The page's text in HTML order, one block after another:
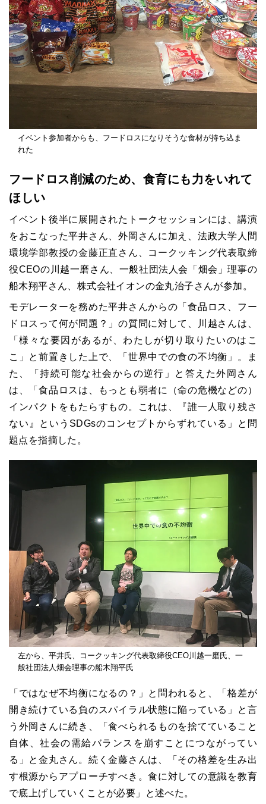
イベント参加者からも、フードロスになりそうな食材が持ち込ま
れた
フードロス削減のため、食育にも力をいれて
ほしい
イベント後半に展開されたトークセッションには、講演
をおこなった平井さん、外岡さんに加え、法政大学人間
環境学部教授の金藤正直さん、コークッキング代表取締
役CEOの川越一磨さん、一般社団法人会「畑会」理事の
船木翔平さん、株式会社イオンの金丸治子さんが参加。
モデレーターを務めた平井さんからの「食品ロス、フー
ドロスって何が問題？」の質問に対して、川越さんは、
「様々な要因があるが、わたしが切り取りたいのはこ
こ」と前置きした上で、「世界中での食の不均衡」。ま
た、「持続可能な社会からの逆行」と答えた外岡さん
は、「食品ロスは、もっとも弱者に（命の危機などの）
インパクトをもたらすもの。これは、『誰一人取り残さ
ない』というSDGsのコンセプトからずれている」と問
題点を指摘した。
左から、平井氏、コークッキング代表取締役CEO川越一磨氏、一
般社団法人畑会理事の船木翔平氏
「ではなぜ不均衡になるの？」と問われると、「格差が
開き続けている負のスパイラル状態に陥っている」と言
う外岡さんに続き、「食べられるものを捨てていること
自体、社会の需給バランスを崩すことにつながってい
る」と金丸さん。続く金藤さんは、「その格差を生み出
す根源からアプローチすべき。食に対しての意識を教育
で底上げしていくことが必要」と述べた。